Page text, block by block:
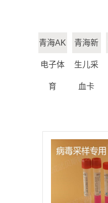
青海AK
电子体
育
青海新
生儿采
血卡